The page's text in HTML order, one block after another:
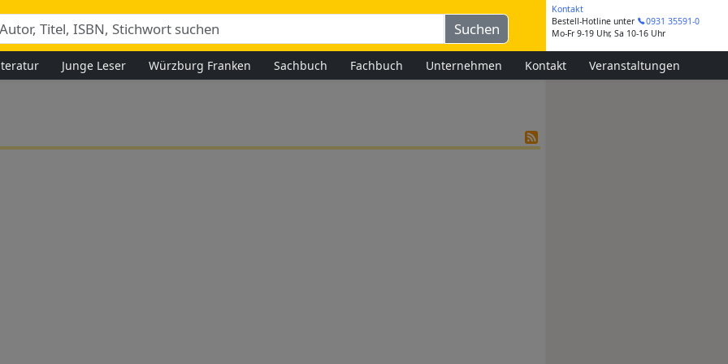
Kontakt
Bestell-Hotline unter
0931 35591-0
Mo-Fr 9-19 Uhr, Sa 10-16 Uhr
Junge Leser Würzburg Franken Sachbuch Fachbuch Unternehmen Kontakt Veranstaltungen